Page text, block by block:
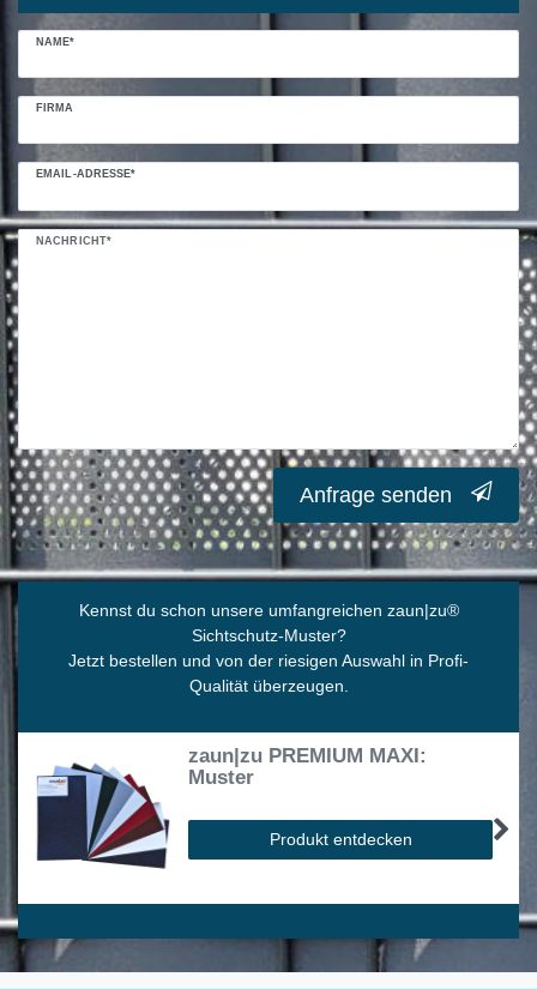
NAME*
FIRMA
EMAIL-ADRESSE*
NACHRICHT*
Anfrage senden
Kennst du schon unsere umfangreichen zaun|zu®
Sichtschutz-Muster?
Jetzt bestellen und von der riesigen Auswahl in Profi-
Qualität überzeugen.
zaun|zu PREMIUM MAXI:
Muster
Produkt entdecken